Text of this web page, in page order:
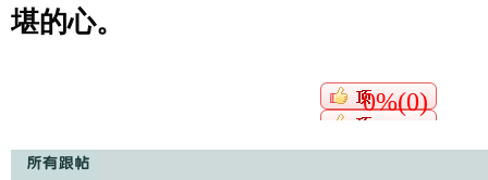
堪的心。
0%(0)